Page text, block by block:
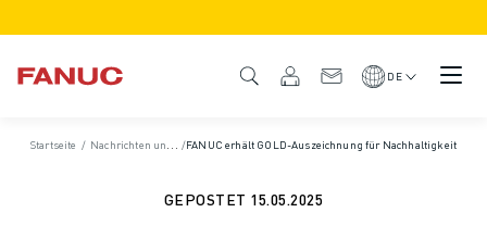
PRODUKTÜBERSICHT
DE
Startseite / Nachrichten und Medien / News und Pressemitteilungen/
/FANUC erhält GOLD-Auszeichnung für Nachhaltigkeit
GEPOSTET 15.05.2025